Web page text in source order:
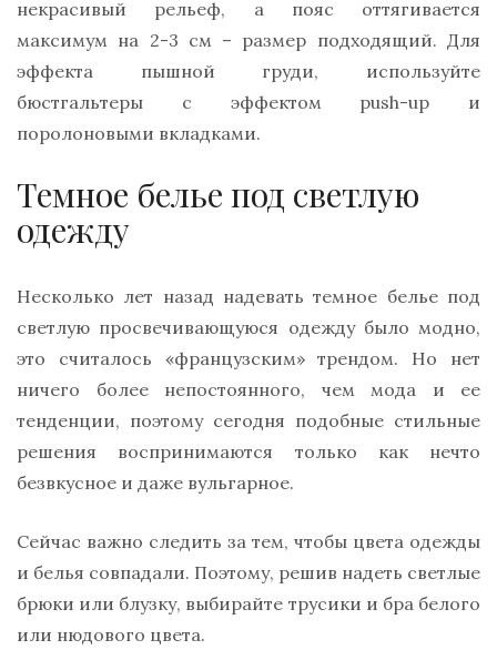
некрасивый рельеф, а пояс оттягивается
максимум на 2-3 см – размер подходящий. Для
эффекта пышной груди, используйте
бюстгальтеры с эффектом push-up и
поролоновыми вкладками.
Темное белье под светлую
одежду
Несколько лет назад надевать темное белье под
светлую просвечивающуюся одежду было модно,
это считалось «французским» трендом. Но нет
ничего более непостоянного, чем мода и ее
тенденции, поэтому сегодня подобные стильные
решения воспринимаются только как нечто
безвкусное и даже вульгарное.
Сейчас важно следить за тем, чтобы цвета одежды
и белья совпадали. Поэтому, решив надеть светлые
брюки или блузку, выбирайте трусики и бра белого
или нюдового цвета.